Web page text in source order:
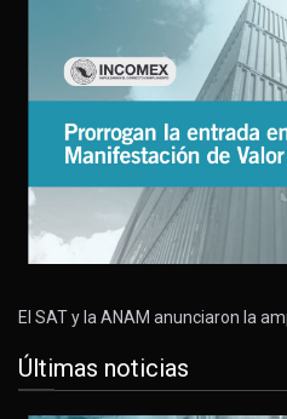
El SAT y la ANAM anunciaron la
Últimas noticias